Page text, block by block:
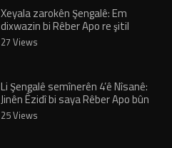
Xeyala zarokên Şengalê: Em
dixwazin bi Rêber Apo re şitil
biçînin
27 Views
Li Şengalê semînerên 4’ê Nîsanê:
Jinên Êzidî bi saya Rêber Apo bûn
xwedî rêxistin
25 Views